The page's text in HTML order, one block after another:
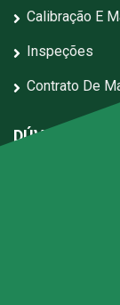
Calibração E
Inspeções
Contrato De
DÚVIDAS?
Paulo - SP -
- Santa Isabel -